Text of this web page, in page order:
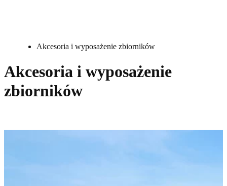
Akcesoria i wyposażenie zbiorników
Akcesoria i wyposażenie
zbiorników